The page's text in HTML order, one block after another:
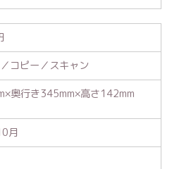
コピー／スキャン
奥行き345mm×高さ142mm
月